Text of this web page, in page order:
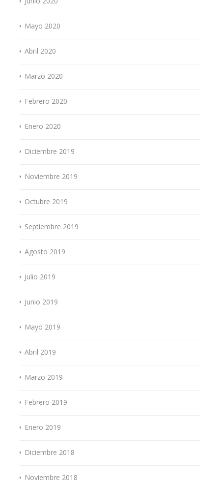
Mayo 2020
Abril 2020
Marzo 2020
Febrero 2020
Enero 2020
Diciembre 2019
Noviembre 2019
Octubre 2019
Septiembre 2019
Agosto 2019
Julio 2019
Junio 2019
Mayo 2019
Abril 2019
Marzo 2019
Febrero 2019
Enero 2019
Diciembre 2018
Noviembre 2018